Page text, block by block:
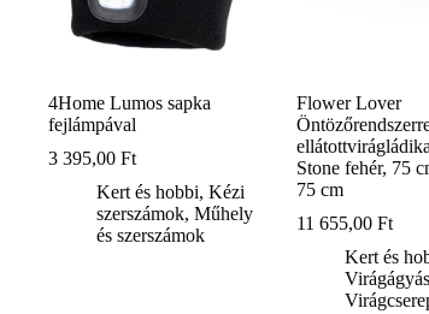
4Home Lumos sapka
fejlámpával
3 395,00 Ft
Kert és hobbi, Kézi
szerszámok, Műhely
és szerszámok
Flower Lover
Stone fehér, 75
75 cm
11 655,00Ft
Kert és